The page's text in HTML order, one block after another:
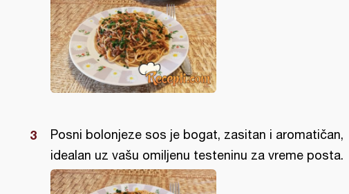
Posni bolonjeze sos je bogat, zasitan i aromatičan,
idealan uz vašu omiljenu testeninu za vreme posta.